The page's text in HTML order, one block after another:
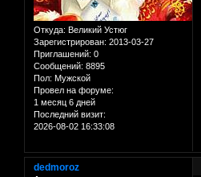
Откуда: Великий Устюг
Зарегистрирован: 2013-03-27
Приглашений: 0
Сообщений: 8895
Пол: Мужской
Провел на форуме:
1 месяц 6 дней
Последний визит:
2026-08-02 16:33:08
dedmoroz